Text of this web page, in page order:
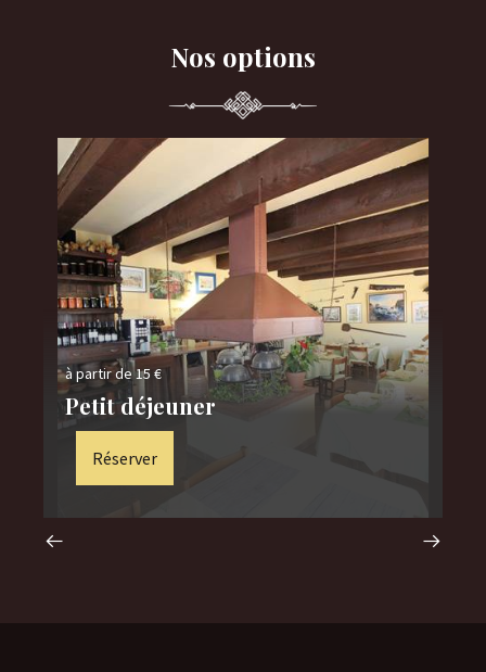
Nos options
à partir de 15 €
Petit déjeuner
Réserver